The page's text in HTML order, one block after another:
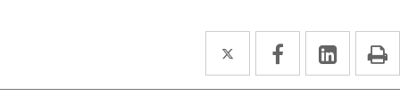
Twitter
Enlace
a
Facebook
Enlace
a
Enlace
a